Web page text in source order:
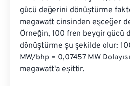
gücü değerini dönüştürme
megawatt cinsinden eşdeğer
Örneğin, 100 fren beygir gücü
dönüştürme şu şekilde olur:
MW/bhp = 0,07457 MW
megawatt'a eşittir.